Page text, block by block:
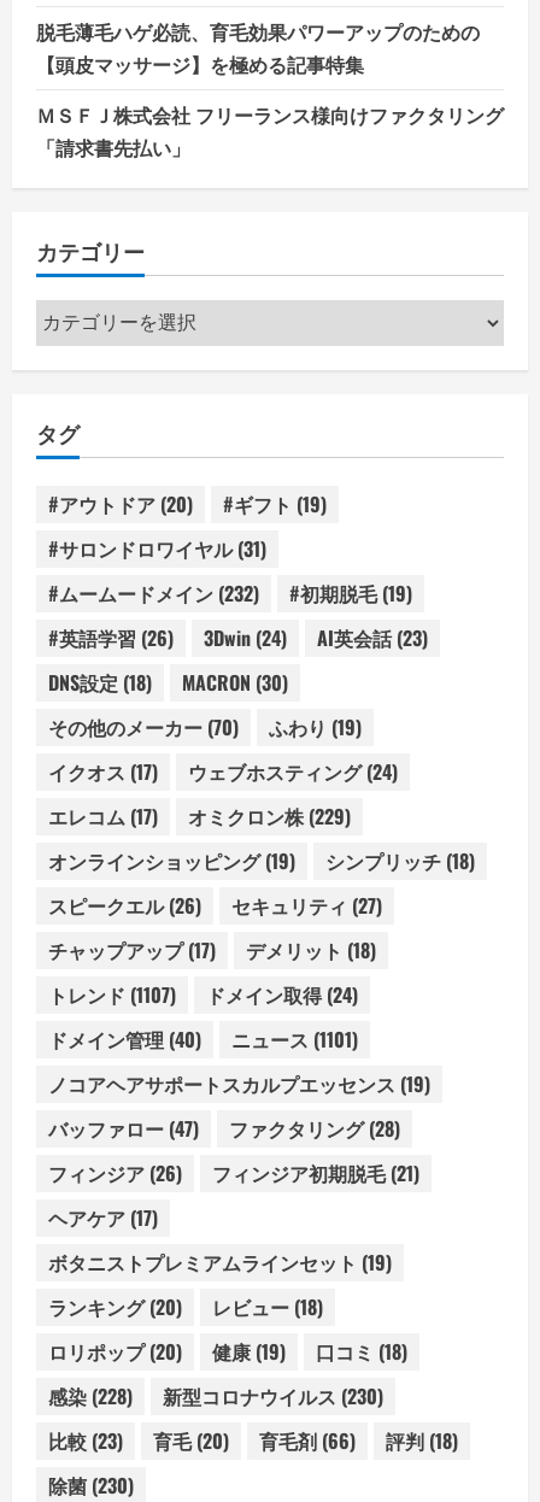
脱毛薄毛ハゲ必読、育毛効果パワーアップのための
【頭皮マッサージ】を極める記事特集
ＭＳＦＪ株式会社 フリーランス様向けファクタリング
「請求書先払い」
カテゴリー
カ
テ
ゴ
ー
タグ
#アウトドア (20) #ギフト (19)
#サロンドロワイヤル(31)
#ムームードメイン (232) #初期脱毛(19)
#英語学習 (26) 3Dwin (24) AI英会話(23)
DNS設定 (18) MACRON (30)
その他のメーカー (70) ふわり (19)
イクオス (17) ウェブホスティング(24)
エレコム (17) オミクロン株(229)
オンラインショッピング(19) シンプリッチ (18)
スピークエル(26) セキュリティ (27)
チャップアップ(17) デメリット (18)
トレンド (1107) ドメイン取得(24)
ドメイン管理 (40) ニュース (1101)
ノコアヘアサポートスカルプエッセンス (19)
バッファロー (47) ファクタリング(28)
フィンジア (26) フィンジア初期脱毛(21)
ヘアケア (17)
ボタニストプレミアムラインセット (19)
ランキング(20) レビュー (18)
ロリポップ(20) 健康 (19) 口コミ (18)
感染 (228) 新型コロナウイルス (230)
比較 (23) 育毛(20) 育毛剤 (66) 評判 (18)
除菌 (230)